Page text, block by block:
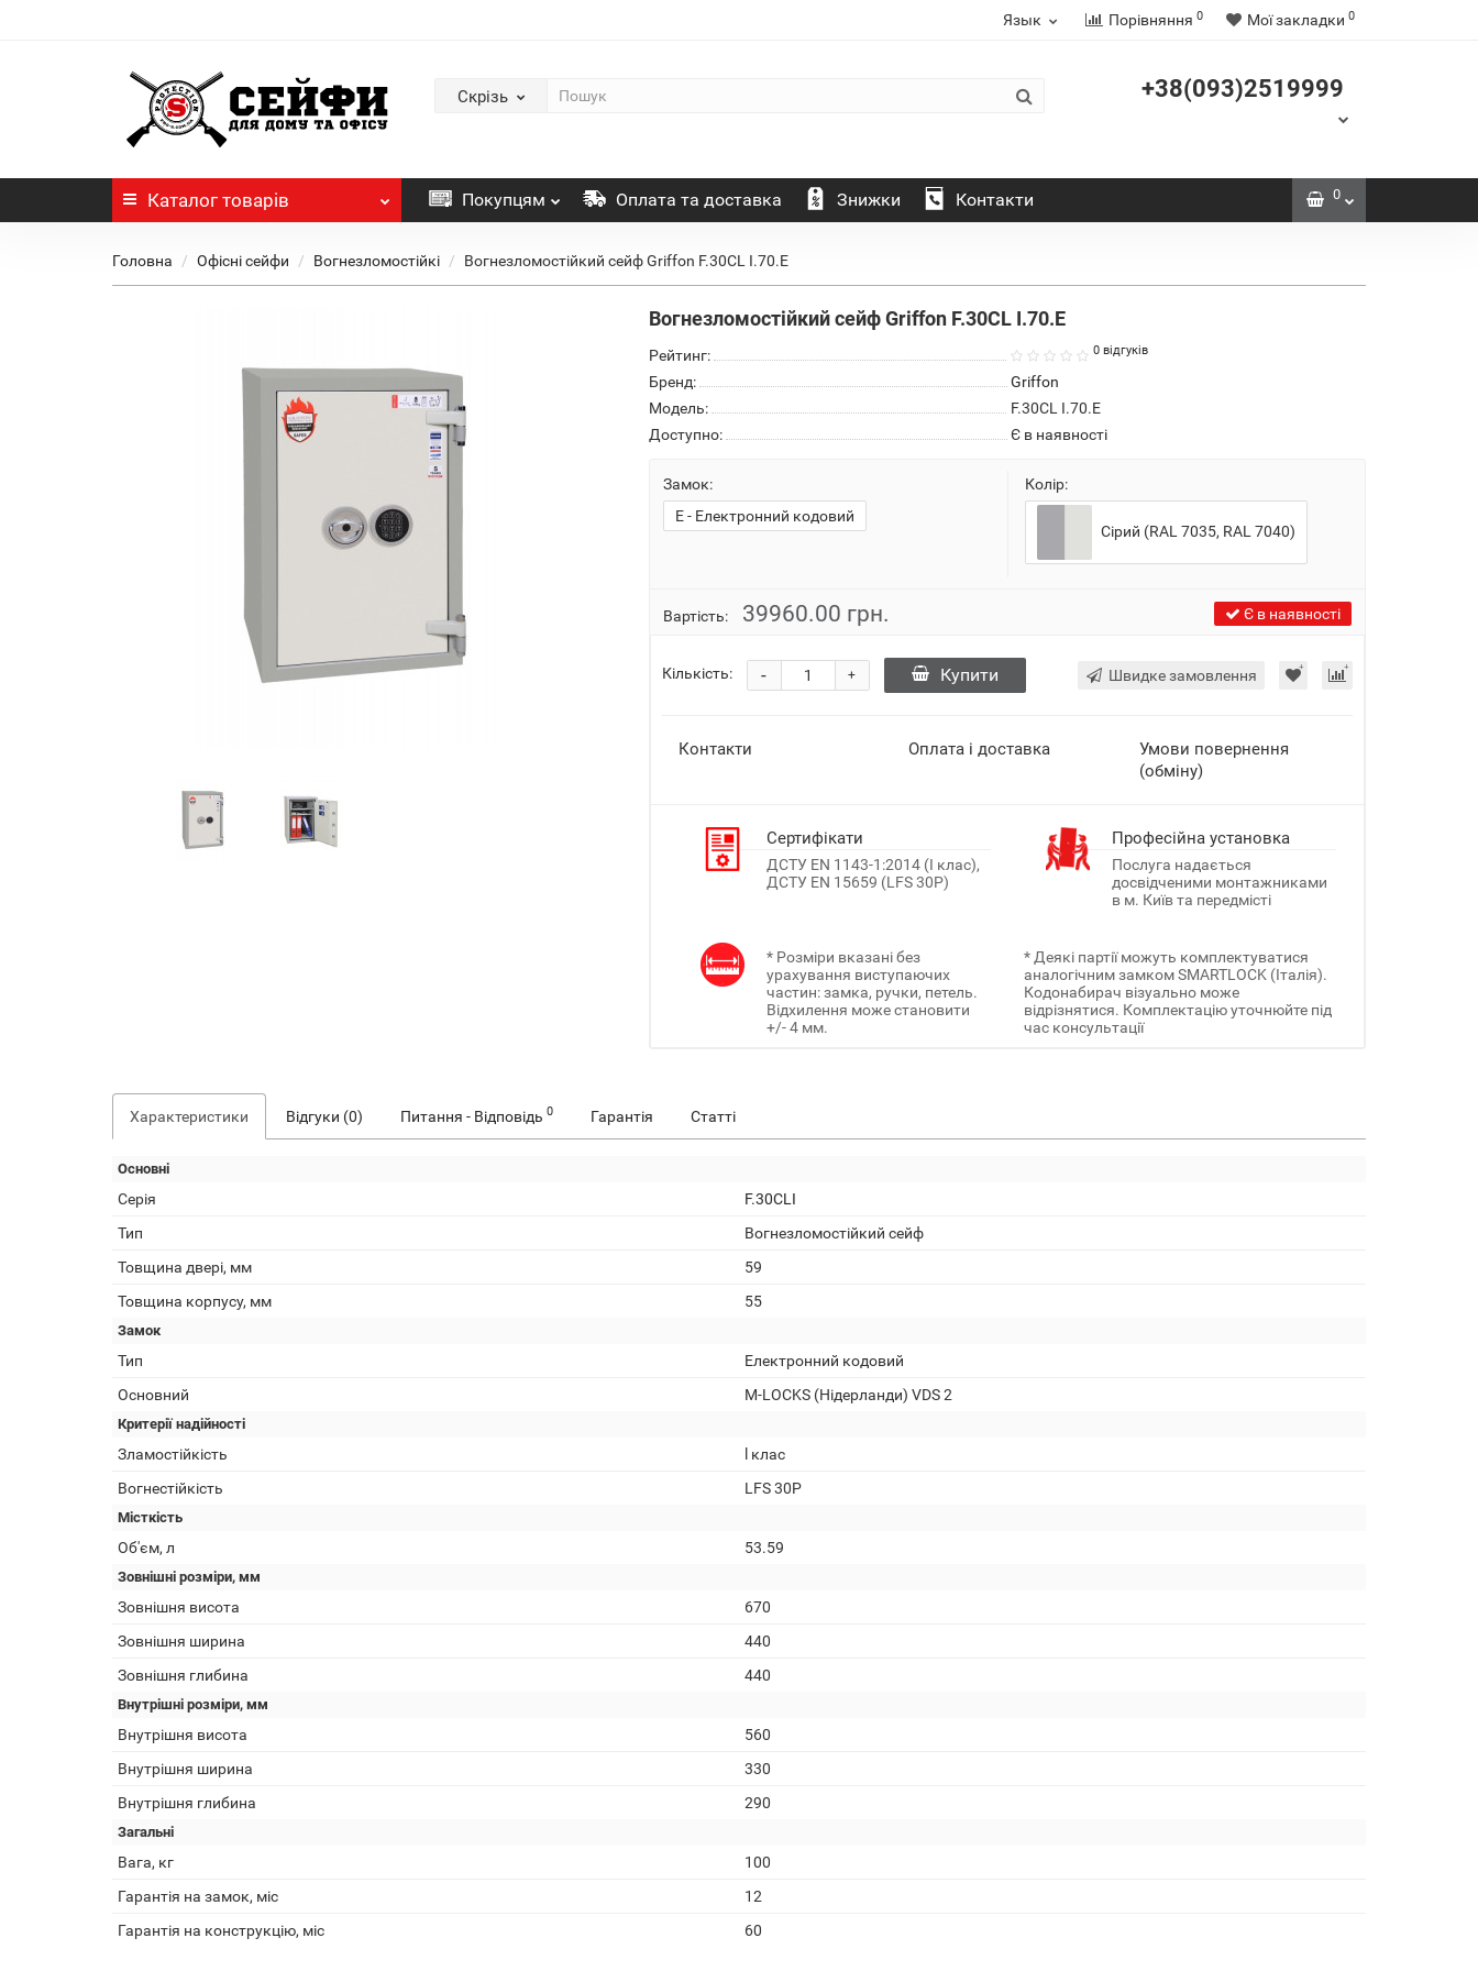
Язык Порівняння 0 Мої закладки 0
Скрізь +38(093)2519999
Каталог товарів Покупцям Оплата та доставка Знижки Контакти 0
Головна Офісні сейфи Вогнезломостійкі Вогнезломостійкий сейф Griffon F.30CL I.70.E
Вогнезломостійкий сейф Griffon F.30CL I.70.E
Рейтинг: 0 відгуків
Бренд:
Griffon
Модель:
F.30CL I.70.E
Доступно:
Є в наявності
Замок:
E - Електронний кодовий
Колір:
Сірий (RAL 7035, RAL 7040)
Вартість: 39960.00 грн. Є в наявності
Кількість: +
- Купити Швидке замовлення
Контакти Оплата і доставка
Умови повернення
(обміну)
Сертифікати
ДСТУ EN 1143-1:2014 (I клас),
ДСТУ EN 15659 (LFS 30P)
Професійна установка
Послуга надається
досвідченими монтажниками
в м. Київ та передмісті
* Розміри вказані без
урахування виступаючих
частин: замка, ручки, петель.
Відхилення може становити
+/- 4 мм.
* Деякі партії можуть комплектуватися
аналогічним замком SMARTLOCK (Італія).
Кодонабирач візуально може
відрізнятися. Комплектацію уточнюйте під
час консультації
Характеристики Відгуки (0) Питання - Відповідь 0 Гарантія Статті
Основні
Серія
F.30CLI
Тип
Вогнезломостійкий сейф
Товщина двері, мм
59
Товщина корпусу, мм
55
Замок
Тип
Електронний кодовий
Основний
M-LOCKS (Нідерланди) VDS 2
Критерії надійності
Зламостійкість
l клас
Вогнестійкість
LFS 30P
Місткість
Об'єм, л 53.59
Зовнішні розміри, мм
Зовнішня висота
670
Зовнішня ширина
440
Зовнішня глибина
440
Внутрішні розміри, мм
Внутрішня висота
560
Внутрішня ширина
330
Внутрішня глибина
290
Загальні
Вага, кг
100
Гарантія на замок, міс
12
Гарантія на конструкцію, міс
60